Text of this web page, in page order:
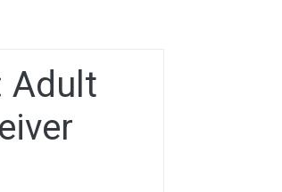
Adult